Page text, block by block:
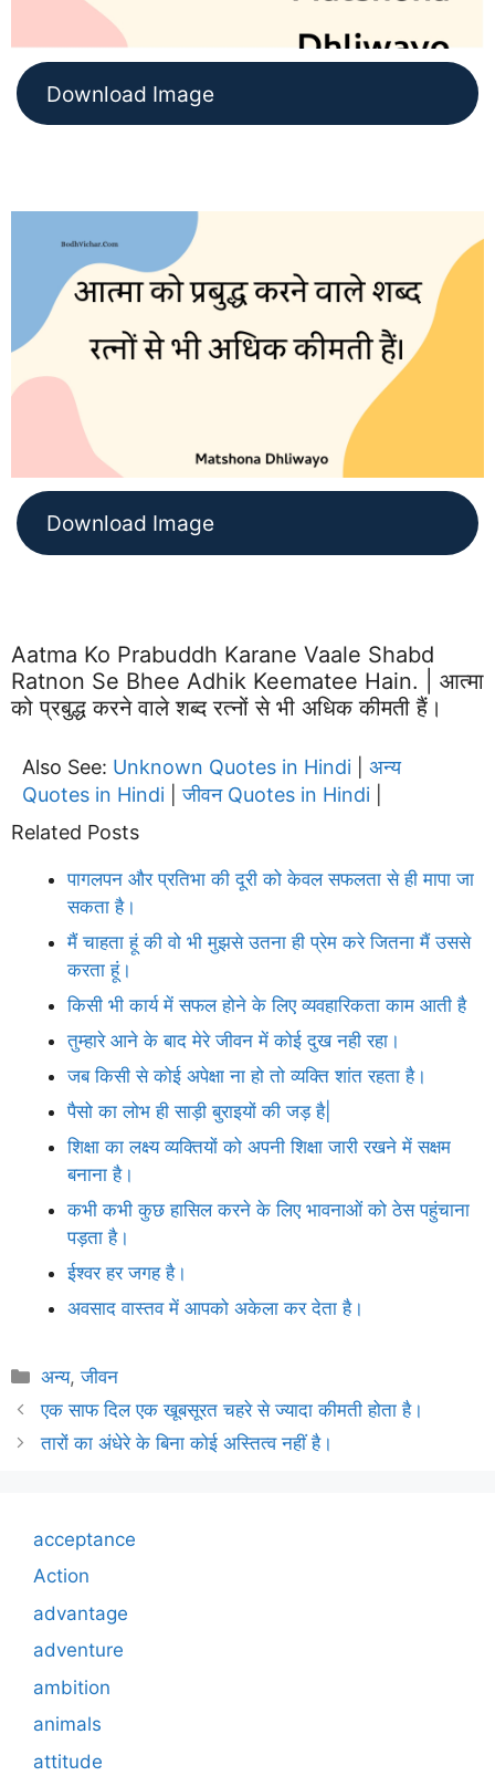
Download Image
Download Image
Aatma Ko Prabuddh Karane Vaale Shabd
Ratnon Se Bhee Adhik Keematee Hain. | आत्मा
को प्रबुद्ध करने वाले शब्द रत्नों से भी अधिक कीमती हैं।
Also See: Unknown Quotes in Hindi
अन्य
Quotes in Hindi |जीवन Quotes in Hindi
Related Posts
पागलपन और प्रतिभा की दूरी को केवल सफलता से ही मापा जा
सकता है।
मैं चाहता हूं की वो भी मुझसे उतना ही प्रेम करे जितना मैं उससे
करता हूं।
किसी भी कार्य में सफल होने के लिए व्यवहारिकता काम आती है
तुम्हारे आने के बाद मेरे जीवन में कोई दुख नही रहा।
जब किसी से कोई अपेक्षा ना हो तो व्यक्ति शांत रहता है।
पैसो का लोभ ही साड़ी बुराइयों की जड़ है|
शिक्षा का लक्ष्य व्यक्तियों को अपनी शिक्षा जारी रखने में सक्षम
बनाना है।
कभी कभी कुछ हासिल करने के लिए भावनाओं को ठेस पहुंचाना
पड़ता है।
ईश्वर हर जगह है।
अवसाद वास्तव में आपको अकेला कर देता है।
Categories
अन्य,जीवन
एक साफ दिल एक खूबसूरत चहरे से ज्यादा कीमती होता है।
तारों का अंधेरे के बिना कोई अस्तित्व नहीं है।
acceptance
Action
advantage
adventure
ambition
animals
attitude